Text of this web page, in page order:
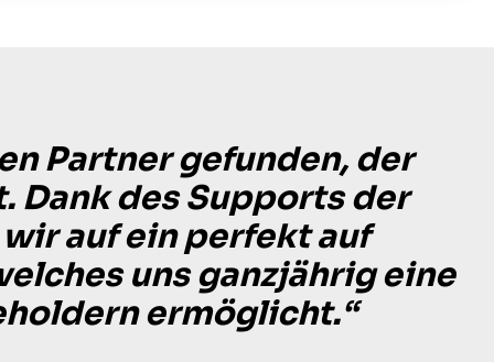
Partner gefunden, der
des Supports der
auf ein perfekt auf
uns ganzjährig eine
ermöglicht.“